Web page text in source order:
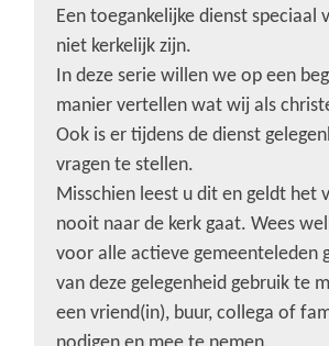
Een toegankelijke dienst speciaal
niet kerkelijk zijn.
In deze serie willen we op een
manier vertellen wat wij als
Ook is er tijdens de dienst
vragen te stellen.
Misschien leest u dit en geldt het
nooit naar de kerk gaat. Wees
voor alle actieve gemeenteleden
van deze gelegenheid gebruik te
een vriend(in), buur, collega of